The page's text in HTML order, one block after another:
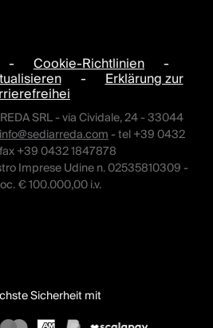
- Cookie-Richtlinien -
- Erklärung zur
SRL - via Cividale, 24 - 33044
info@sediarreda.com- tel +39 0432
+39 0432 1847878
Imprese Udine n. 02535810309 -
€ 100.000,00 i.v.
Sicherheit mit